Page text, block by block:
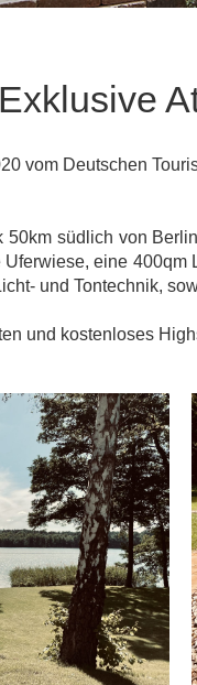
vom Deutschen
50km südlich von
eine
und Tontechnik,
und kostenloses